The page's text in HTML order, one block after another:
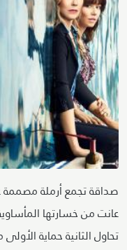
صداقة تجمع أرملة مصممة
عانت من خسارتها
تحاول الثانية حماية